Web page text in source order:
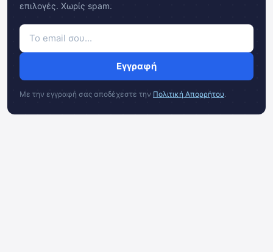
επιλογές. Χωρίς spam.
Εγγραφή
Με την εγγραφή σας αποδέχεστε την Πολιτική Απορρήτου.